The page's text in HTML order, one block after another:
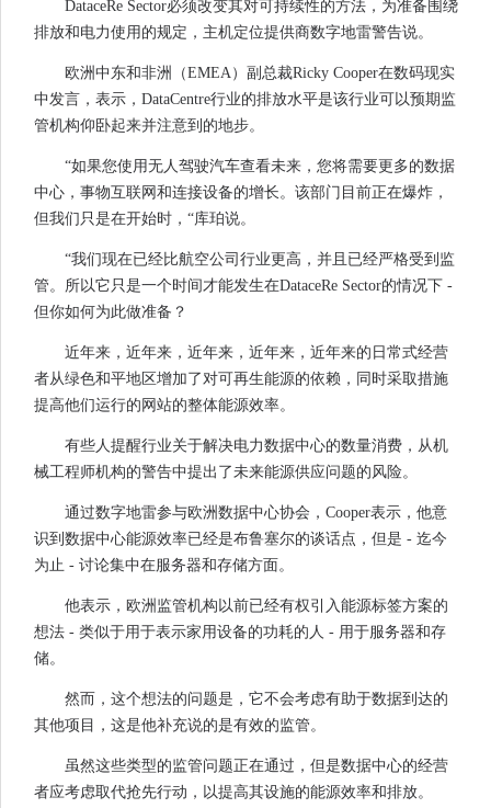
DataceRe Sector必须改变其对可持续性的方法，为准备围绕
排放和电力使用的规定，主机定位提供商数字地雷警告说。
欧洲中东和非洲（EMEA）副总裁Ricky Cooper在数码现实
中发言，表示，DataCentre行业的排放水平是该行业可以预期监
管机构仰卧起来并注意到的地步。
“如果您使用无人驾驶汽车查看未来，您将需要更多的数据
中心，事物互联网和连接设备的增长。该部门目前正在爆炸，
但我们只是在开始时，“库珀说。
“我们现在已经比航空公司行业更高，并且已经严格受到监
管。所以它只是一个时间才能发生在DataceRe Sector的情况下 -
但你如何为此做准备？
近年来，近年来，近年来，近年来，近年来的日常式经营
者从绿色和平地区增加了对可再生能源的依赖，同时采取措施
提高他们运行的网站的整体能源效率。
有些人提醒行业关于解决电力数据中心的数量消费，从机
械工程师机构的警告中提出了未来能源供应问题的风险。
通过数字地雷参与欧洲数据中心协会，Cooper表示，他意
识到数据中心能源效率已经是布鲁塞尔的谈话点，但是 - 迄今
为止 - 讨论集中在服务器和存储方面。
他表示，欧洲监管机构以前已经有权引入能源标签方案的
想法 - 类似于用于表示家用设备的功耗的人 - 用于服务器和存
储。
然而，这个想法的问题是，它不会考虑有助于数据到达的
其他项目，这是他补充说的是有效的监管。
虽然这些类型的监管问题正在通过，但是数据中心的经营
者应考虑取代抢先行动，以提高其设施的能源效率和排放。